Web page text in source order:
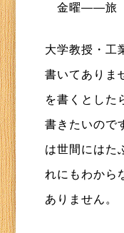
金曜――旅
大学教授・工
書いてありま
を書くとした
書きたいので
は世間にはた
れにもわから
ありません。